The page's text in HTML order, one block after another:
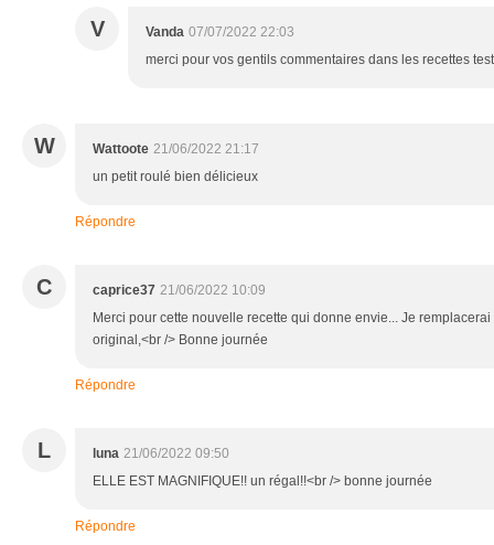
V Vanda 07/07/2022 22:03
merci pour vos gentils commentaires dans les recettes
W Wattoote 21/06/2022 21:17
un petit roulé bien délicieux
Répondre
C caprice37 21/06/2022 10:09
Merci pour cette nouvelle recette qui donne envie... Je
original,<br /> Bonne journée
Répondre
L luna 21/06/2022 09:50
ELLE EST MAGNIFIQUE!! un régal!!<br /> bonne journée
Répondre